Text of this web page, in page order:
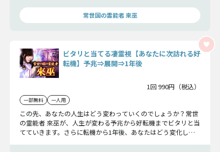
常世国の霊能者 來巫
ビタリと当てる凄霊視【あなたに次訪れる好
転機】予兆⇒展開⇒1年後
1回 990円（税込）
一部無料 一人用
この先、あなたの人生はどう変わっていくのでしょうか？常世
の霊能者 來巫が、人生が変わる予兆から好転機までビタリと当
てていきます。さらに転機から1年後、あなたはどう変化して